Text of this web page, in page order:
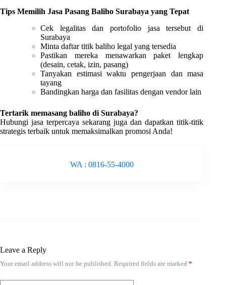
Tips Memilih Jasa Pasang Baliho Surabaya yang Tepat
Cek legalitas dan portofolio jasa tersebut di
Surabaya
Minta daftar titik baliho legal yang tersedia
Pastikan mereka menawarkan paket lengkap
(desain, cetak, izin, pasang)
Tanyakan estimasi waktu pengerjaan dan masa
tayang
Bandingkan harga dan fasilitas dengan vendor lain
Tertarik memasang baliho di Surabaya?
Hubungi jasa terpercaya sekarang juga dan dapatkan titik-titik
strategis terbaik untuk memaksimalkan promosi Anda!
WA : 0816-55-4000
Leave a Reply
Your email address will not be published. Required fields are marked *